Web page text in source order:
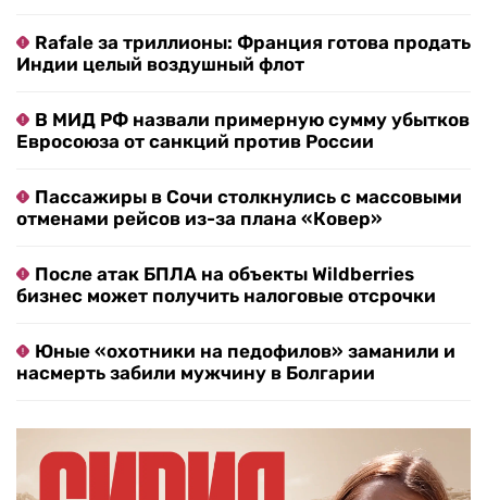
Rafale за триллионы: Франция готова продать
Индии целый воздушный флот
В МИД РФ назвали примерную сумму убытков
Евросоюза от санкций против России
Пассажиры в Сочи столкнулись с массовыми
отменами рейсов из-за плана «Ковер»
После атак БПЛА на объекты Wildberries
бизнес может получить налоговые отсрочки
Юные «охотники на педофилов» заманили и
насмерть забили мужчину в Болгарии